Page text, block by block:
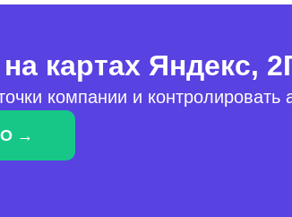
картах Яндекс,
компании и контролировать
→